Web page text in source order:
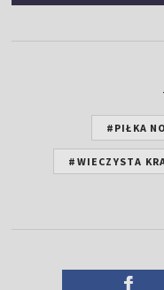
#PIŁKA
#WIECZYSTA